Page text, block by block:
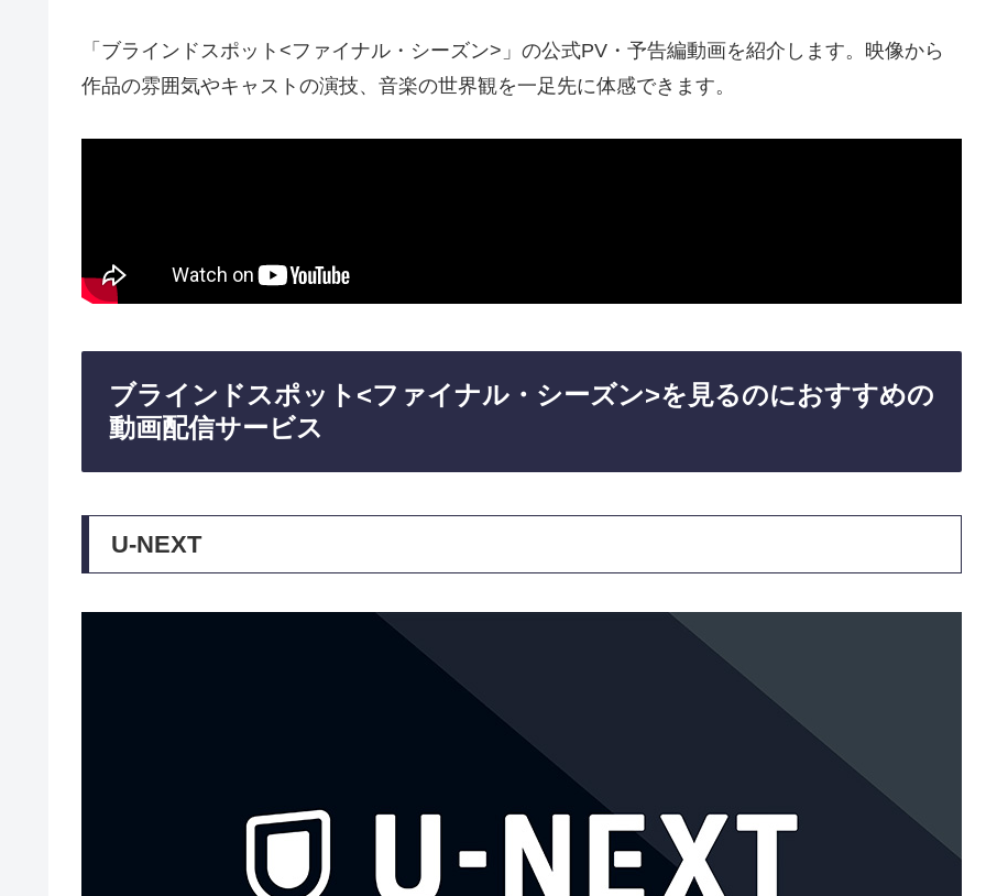
「ブラインドスポット<ファイナル・シーズン>」の公式PV・予告編動画を紹介します。映像から
作品の雰囲気やキャストの演技、音楽の世界観を一足先に体感できます。
ブラインドスポット<ファイナル・シーズン>を見るのにおすすめの
動画配信サービス
U-NEXT